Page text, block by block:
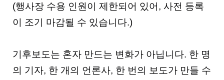
(행사장 수용 인원이 제한되어 있어, 사전 등록
이 조기 마감될 수 있습니다.)
기후보도는 혼자 만드는 변화가 아닙니다. 한 명
의 기자, 한 개의 언론사, 한 번의 보도가 만들 수